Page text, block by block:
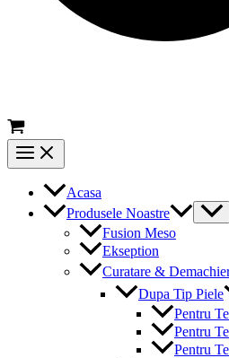
Main
Menu
Acasa
Produsele Noastre
Menu
Fusion Meso
Ekseption
Curatare &
Dupa Tip Piele
Pentru
Pentru
Pentru